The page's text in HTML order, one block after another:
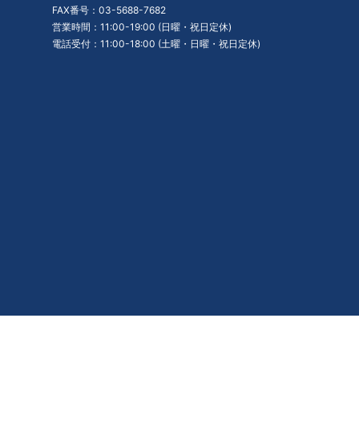
FAX番号：03-5688-7682
営業時間：11:00-19:00 (日曜・祝日定休)
電話受付：11:00-18:00 (土曜・日曜・祝日定休)